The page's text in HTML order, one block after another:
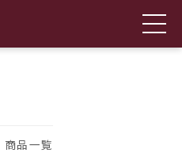
ア、アメリカ
ァッションとオ
伝えします
品一覧